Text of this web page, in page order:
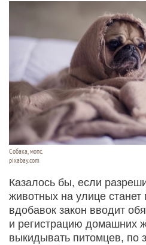
Собака, мопс.
pixabay.com
Казалось бы, если
животных на улице
вдобавок закон вводит
и регистрацию домашних
выкидывать питомцев,